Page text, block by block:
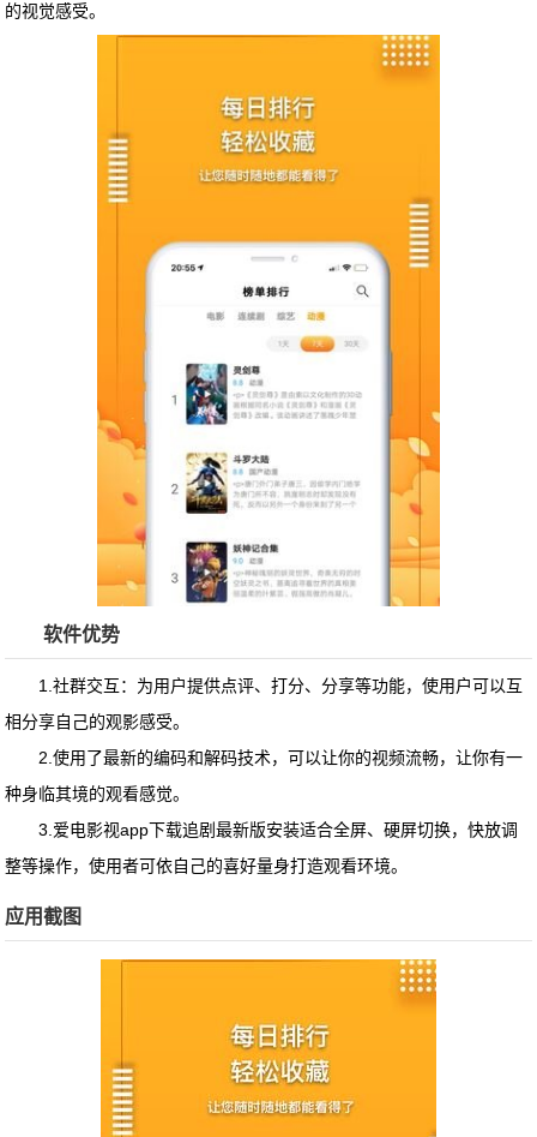
的视觉感受。
软件优势
1.社群交互：为用户提供点评、打分、分享等功能，使用户可以互
相分享自己的观影感受。
2.使用了最新的编码和解码技术，可以让你的视频流畅，让你有一
种身临其境的观看感觉。
3. 爱电影视app下载追剧最新版安装适合全屏、硬屏切换，快放调
整等操作，使用者可依自己的喜好量身打造观看环境。
应用截图